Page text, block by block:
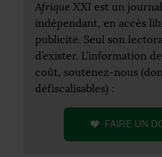
Afrique XXI est un journal
indépendant, en accès
publicité. Seul son
d’exister. L’information
coût, soutenez-nous
défiscalisables) :
FAIRE UN